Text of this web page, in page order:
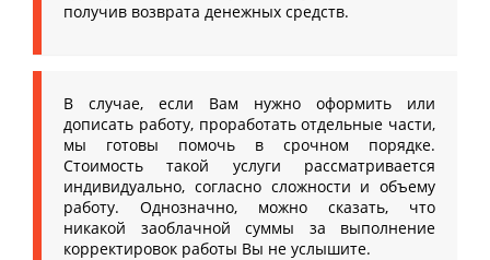
получив возврата денежных средств.
В случае, если Вам нужно оформить или
дописать работу, проработать отдельные части,
мы готовы помочь в срочном порядке.
Стоимость такой услуги рассматривается
индивидуально, согласно сложности и объему
работу. Однозначно, можно сказать, что
никакой заоблачной суммы за выполнение
корректировок работы Вы не услышите.